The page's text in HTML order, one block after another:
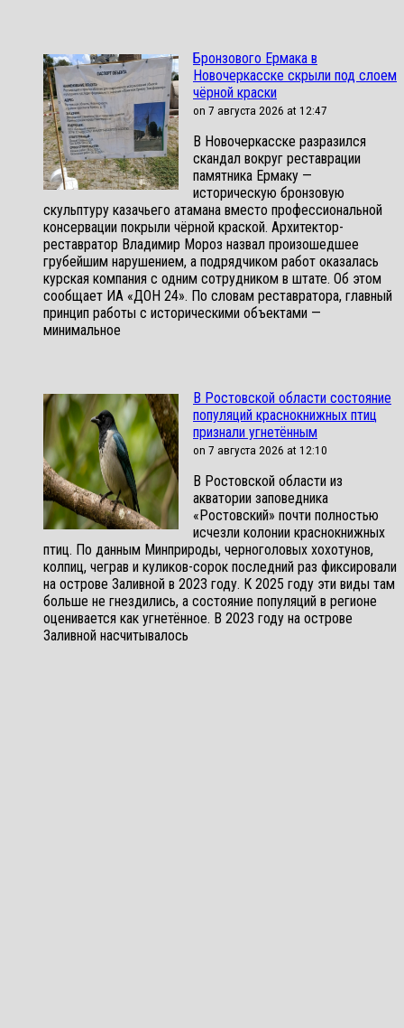
Бронзового Ермака в
Новочеркасске скрыли под слоем
чёрной краски
on 7 августа 2026 at 12:47
В Новочеркасске разразился
скандал вокруг реставрации
памятника Ермаку —
историческую бронзовую
скульптуру казачьего атамана вместо профессиональной
консервации покрыли чёрной краской. Архитектор-
реставратор Владимир Мороз назвал произошедшее
грубейшим нарушением, а подрядчиком работ оказалась
курская компания с одним сотрудником в штате. Об этом
сообщает ИА «ДОН 24». По словам реставратора, главный
принцип работы с историческими объектами —
минимальное
В Ростовской области состояние
популяций краснокнижных птиц
признали угнетённым
on 7 августа 2026 at 12:10
В Ростовской области из
акватории заповедника
«Ростовский» почти полностью
исчезли колонии краснокнижных
птиц. По данным Минприроды, черноголовых хохотунов,
колпиц, чеграв и куликов-сорок последний раз фиксировали
на острове Заливной в 2023 году. К 2025 году эти виды там
больше не гнездились, а состояние популяций в регионе
оценивается как угнетённое. В 2023 году на острове
Заливной насчитывалось